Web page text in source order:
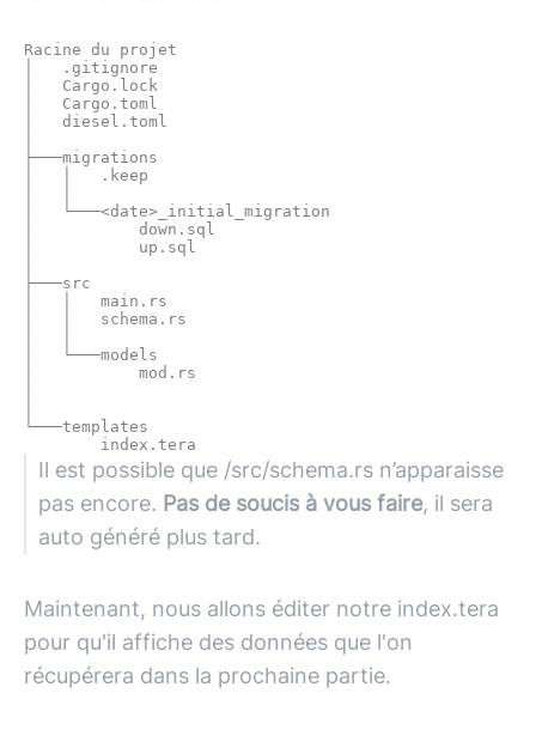
Racine du projet
│   .gitignore
│   Cargo.lock
│   Cargo.toml
│   diesel.toml
├───migrations
│   │   .keep
│   └───<date>_initial_migration
│           down.sql
│           up.sql
├───src
│   │   main.rs
│   │   schema.rs
│   └───models
│           mod.rs
└───templates
Il est possible que /src/schema.rs n’apparaisse
pas encore. Pas de soucis à vous faire, il sera
auto généré plus tard.
Maintenant, nous allons éditer notre index.tera
pour qu'il affiche des données que l'on
récupérera dans la prochaine partie.